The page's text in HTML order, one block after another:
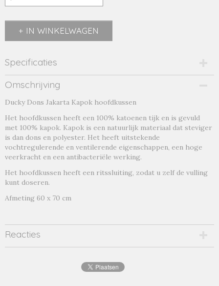
IN WINKELWAGEN
Specificaties
Productcode
kapok-19155
Productcode leverancier
Omschrijving
Ducky Dons Jakarta Kapok hoofdkussen
Het hoofdkussen heeft een 100% katoenen tijk en is gevuld
met 100% kapok. Kapok is een natuurlijk materiaal dat steviger
is dan dons en polyester. Het heeft uitstekende
vochtregulerende en ventilerende eigenschappen, een hoge
veerkracht en een antibacteriële werking.
Het hoofdkussen heeft een ritssluiting, zodat u zelf de vulling
kunt doseren.
Afmeting 60 x 70 cm
Reacties